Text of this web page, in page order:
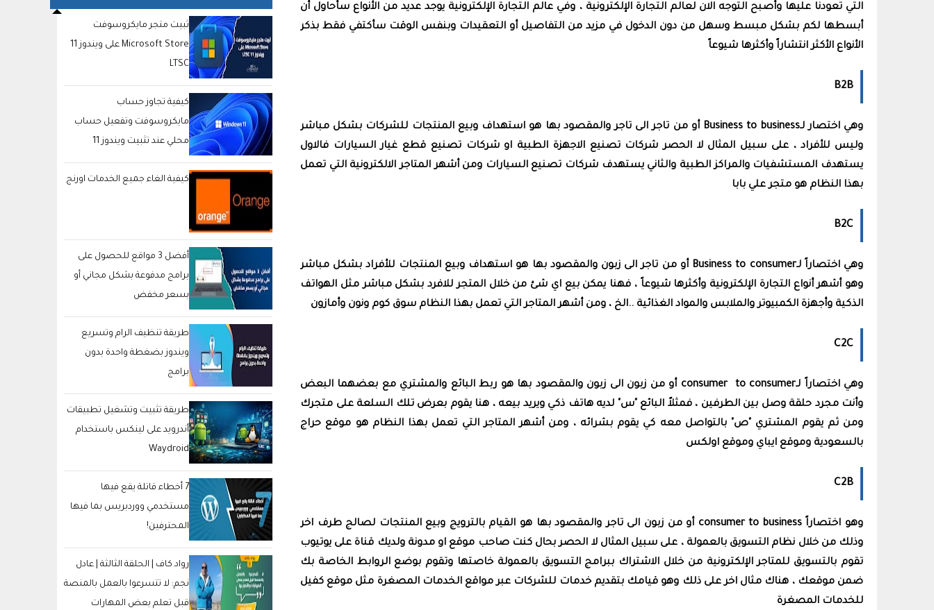
التي تعودنا عليها وأصبح التوجه الان لعالم التجارة الإلكترونية ، وفي عالم التجارة الإلكترونية يوجد عديد من الأنواع سأحاول أن
أبسطها لكم بشكل مبسط وسهل من دون الدخول في مزيد من التفاصيل أو التعقيدات وبنفس الوقت سأكتفي فقط بذكر
الأنواع الأكثر انتشاراً وأكثرها شيوعاً
B2B
وهي اختصار لـBusiness to business أو من تاجر الى تاجر والمقصود بها هو استهداف وبيع المنتجات للشركات بشكل مباشر
وليس للأفراد ، على سبيل المثال لا الحصر شركات تصنيع الاجهزة الطبية او شركات تصنيع قطع غيار السيارات فالاول
يستهدف المستشفيات والمراكز الطبية والثاني يستهدف شركات تصنيع السيارات ومن أشهر المتاجر الالكترونية التي تعمل
بهذا النظام هو متجر علي بابا
B2C
وهي اختصاراً لـBusiness to consumer أو من تاجر الى زبون والمقصود بها هو استهداف وبيع المنتجات للأفراد بشكل مباشر
وهو أشهر أنواع التجارة الإلكترونية وأكثرها شيوعاً ، فهنا يمكن بيع اي شئ من خلال المتجر للافرد بشكل مباشر مثل الهواتف
الذكية وأجهزة الكمبيوتر والملابس والمواد الغذائية ..الخ ، ومن أشهر المتاجر التي تعمل بهذا النظام سوق كوم ونون وأمازون
C2C
وهي اختصاراً لـconsumer to consumer أو من زبون الى زبون والمقصود بها هو ربط البائع والمشتري مع بعضهما البعض
وأنت مجرد حلقة وصل بين الطرفين ، فمثلاً البائع "س" لديه هاتف ذكي ويريد بيعه ، هنا يقوم بعرض تلك السلعة على متجرك
ومن ثم يقوم المشتري "ص" بالتواصل معه كي يقوم بشرائه ، ومن أشهر المتاجر التي تعمل بهذا النظام هو موقع حراج
بالسعودية وموقع ايباي وموقع اولكس
C2B
وهو اختصاراً consumer to business أو من زبون الى تاجر والمقصود بها هو القيام بالترويج وبيع المنتجات لصالج طرف اخر
وذلك من خلال نظام التسويق بالعمولة ، على سبيل المثال لا الحصر بحال كنت صاحب موقع او مدونة ولديك قناة على يوتيوب
تقوم بالتسويق للمتاجر الإلكترونية من خلال الاشتراك ببرامج التسويق بالعمولة خاصتها وتقوم بوضع الروابط الخاصة بك
ضمن موقعك ، هناك مثال اخر على ذلك وهو قيامك بتقديم خدمات للشركات عبر مواقع الخدمات المصغرة مثل موقع كفيل
للخدمات المصغرة
ثبيت متجر مايكروسوفت
Microsoft Store على ويندوز 11
LTSC
كيفية تجاوز حساب
مايكروسوفت وتفعيل حساب
محلي عند تثبيت ويندوز 11
كيفية الغاء جميع الخدمات اورنج
أفضل 3 مواقع للحصول على
برامج مدفوعة بشكل مجاني أو
بسعر مخفض
طريقة تنظيف الرام وتسريع
ويندوز بضغطة واحدة بدون
برامج
طريقة تثبيت وتشغيل تطبيقات
أندرويد على لينكس باستخدام
Waydroid
7 أخطاء قاتلة يقع فيها
مستخدمي ووردبريس بما فيها
المحترفين!
رواد كاف | الحلقة الثالثة | عادل
نجم: لا تتسرعوا بالعمل بالمنصة
قبل تعلم بعض المهارات